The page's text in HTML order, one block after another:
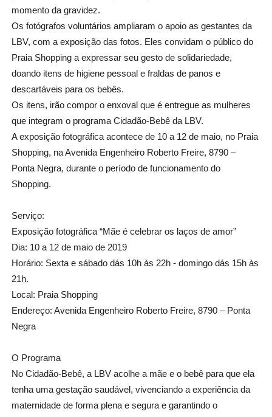
momento da gravidez.
Os fotógrafos voluntários ampliaram o apoio as gestantes da
LBV, com a exposição das fotos. Eles convidam o público do
Praia Shopping a expressar seu gesto de solidariedade,
doando itens de higiene pessoal e fraldas de panos e
descartáveis para os bebês.
Os itens, irão compor o enxoval que é entregue as mulheres
que integram o programa Cidadão-Bebê da LBV.
A exposição fotográfica acontece de 10 a 12 de maio, no Praia
Shopping, na Avenida Engenheiro Roberto Freire, 8790 –
Ponta Negra, durante o período de funcionamento do
Shopping.
Serviço:
Exposição fotográfica “Mãe é celebrar os laços de amor”
Dia: 10 a 12 de maio de 2019
Horário: Sexta e sábado dás 10h às 22h - domingo dás 15h às
21h.
Local: Praia Shopping
Endereço: Avenida Engenheiro Roberto Freire, 8790 – Ponta
Negra
O Programa
No Cidadão-Bebê, a LBV acolhe a mãe e o bebê para que ela
tenha uma gestação saudável, vivenciando a experiência da
maternidade de forma plena e segura e garantindo o